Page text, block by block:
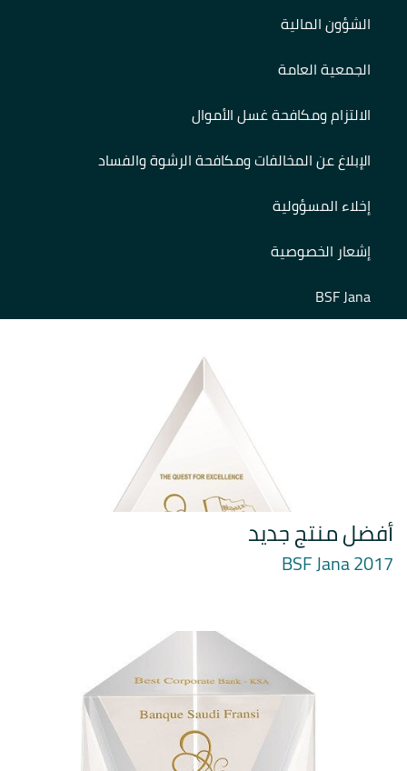
الشؤون المالية
الجمعية العامة
الالتزام ومكافحة غسل الأموال
الإبلاغ عن المخالفات ومكافحة الرشوة والفساد
إخلاء المسؤولية
إشعار الخصوصية
BSF Jana
أفضل منتج جديد
BSF Jana 2017